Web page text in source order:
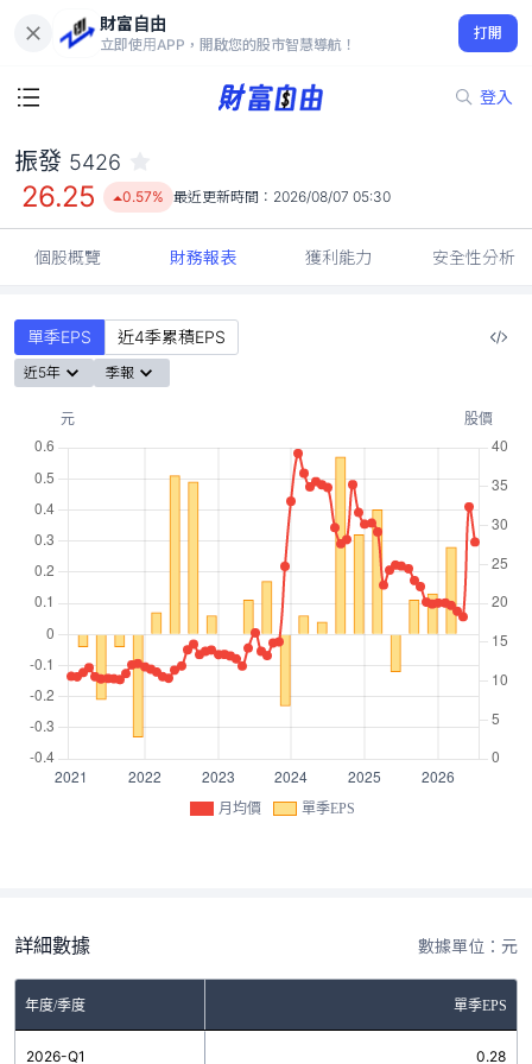
財富自由
立即使用APP，開啟您的股市智慧導航！
打開
登入
26.25
0.57%
振發 5426
26.25 0.57% 最近更新時間： 2026/08/07 05:30
個股概覽 財務報表 獲利能力 安全性分析
單季EPS 近4季累積EPS
近5年 季報
月均價 單季EPS
詳細數據 數據單位：元
年度/季度 單季EPS
2026-Q1 0.28